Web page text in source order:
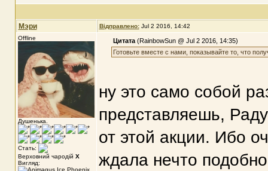
Мэри Відправлено: Jul 2 2016, 14:42
Offline
Душенька.
Стать:
Верховний чародій X
Вигляд:
Цитата(RainbowSun @ Jul 2 2016, 14:35)
Готовьте вместе с нами, показывайте то, что
ну это само собой
представляешь,
от этой акции. Ибо
ждала нечто